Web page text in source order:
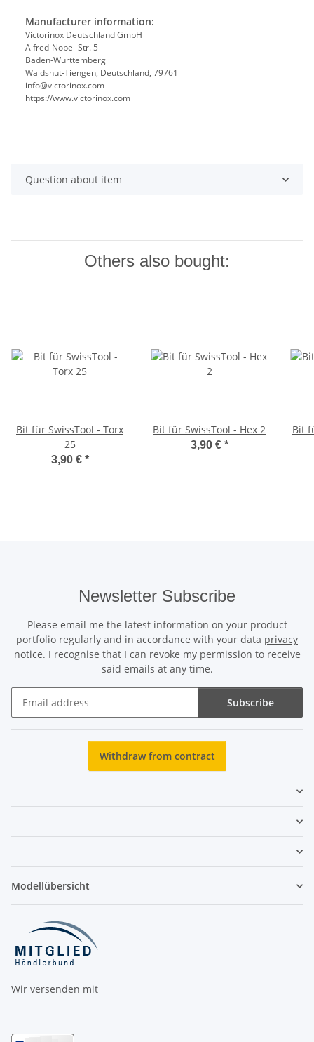
Manufacturer information:
Victorinox Deutschland GmbH
Alfred-Nobel-Str. 5
Baden-Württemberg
Waldshut-Tiengen, Deutschland, 79761
info@victorinox.com
https://www.victorinox.com
Question about item
Others also bought:
Bit für SwissTool - Torx
25
3,90 € *
Bit für SwissTool - Hex 2
3,90 € *
Bit
Newsletter Subscribe
Please email me the latest information on your product
portfolio regularly and in accordance with your data privacy
notice. I recognise that I can revoke my permission to receive
said emails at any time.
Subscribe
Withdraw from contract
Modellübersicht
Wir versenden mit